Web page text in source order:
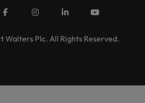
Walters Plc. All Rights Reserved.